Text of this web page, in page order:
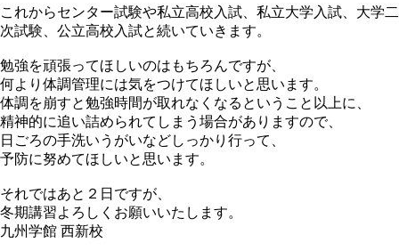
これからセンター試験や私立高校入試、私立大学入試、大学二
次試験、公立高校入試と続いていきます。
勉強を頑張ってほしいのはもちろんですが、
何より体調管理には気をつけてほしいと思います。
体調を崩すと勉強時間が取れなくなるということ以上に、
精神的に追い詰められてしまう場合がありますので、
日ごろの手洗いうがいなどしっかり行って、
予防に努めてほしいと思います。
それではあと２日ですが、
冬期講習よろしくお願いいたします。
九州学館 西新校